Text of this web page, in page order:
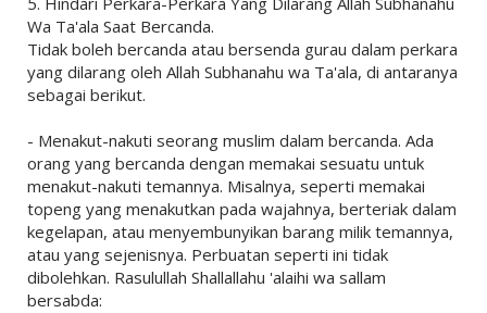
Wa Ta'ala Saat Bercanda.
Tidak boleh bercanda atau bersenda gurau dalam perkara
yang dilarang oleh Allah Subhanahu wa Ta'ala, di antaranya
sebagai berikut.
- Menakut-nakuti seorang muslim dalam bercanda. Ada
orang yang bercanda dengan memakai sesuatu untuk
menakut-nakuti temannya. Misalnya, seperti memakai
topeng yang menakutkan pada wajahnya, berteriak dalam
kegelapan, atau menyembunyikan barang milik temannya,
atau yang sejenisnya. Perbuatan seperti ini tidak
dibolehkan. Rasulullah Shallallahu 'alaihi wa sallam
bersabda: